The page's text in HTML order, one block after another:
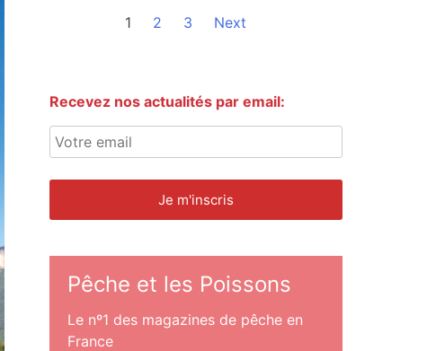
1 2 3 Next
Recevez nos actualités par email:
Pêche et les Poissons
Le nº1 des magazines de pêche en
France